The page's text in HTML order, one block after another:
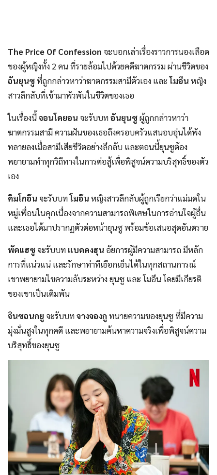
The Price Of Confession จะบอกเล่าเรื่องราวการนองเลือด
ของผู้หญิงทั้ง 2 คน ที่รายล้อมไปด้วยคดีฆาตกรรม ผ่านชีวิตของ
อันยุนซูที่ถูกกล่าวหาว่าฆาตกรรมสามีตัวเอง และโมอึน หญิง
สาวลึกลับที่เข้ามาพัวพันในชีวิตของเธอ
ในเรื่องนี้จอนโดยอน จะรับบทอันยุนซูผู้ถูกกล่าวหาว่า
ฆาตกรรมสามี ความฝันของเธอถึงครอบครัวแสนอบอุ่นได้พัง
ทลายลงเมื่อสามีเสียชีวิตอย่างลึกลับ และตอนนี้ยุนซูต้อง
พยายามทำทุกวิถีทางในการต่อสู้เพื่อพิสูจน์ความบริสุทธิ์ของตัว
เอง
คิมโกอึน จะรับบทโมอึน หญิงสาวลึกลับผู้ถูกเรียกว่าแม่มดใน
หมู่เพื่อนในคุกเนื่องจากความสามารถพิเศษในการอ่านใจผู้อื่น
และเธอได้มาปรากฏตัวต่อหน้ายุนซู พร้อมข้อเสนอสุดอันตราย
พัคแฮซู จะรับบท แบคดงฮุน อัยการผู้มีความสามารถ มีหลัก
การที่แน่วแน่ และรักษาท่าทีเยือกเย็นได้ในทุกสถานการณ์
เขาพยายามไขความลับระหว่าง ยุนซู และ โมอึน โดยมีเกียรติ
ของเขาเป็นเดิมพัน
จินซอนกยู จะรับบทจางจองกู ทนายความของยุนซู ที่มีความ
มุ่งมั่นสูงในทุกคดี และพยายามค้นหาความจริงเพื่อพิสูจน์ความ
บริสุทธิ์ของยุนซู